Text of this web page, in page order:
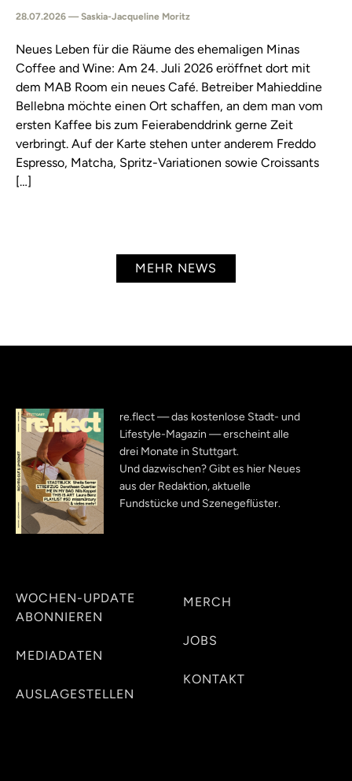
28.07.2026 — Saskia-Jacqueline Moritz
Neues Leben für die Räume des ehemaligen Minas
Coffee and Wine: Am 24. Juli 2026 eröffnet dort mit
dem MAB Room ein neues Café. Betreiber Mahieddine
Bellebna möchte einen Ort schaffen, an dem man vom
ersten Kaffee bis zum Feierabenddrink gerne Zeit
verbringt. Auf der Karte stehen unter anderem Freddo
Espresso, Matcha, Spritz-Variationen sowie Croissants
[…]
MEHR NEWS
re.flect — das kostenlose Stadt- und
Lifestyle-Magazin — erscheint alle
drei Monate in Stuttgart.
Und dazwischen? Gibt es hier Neues
aus der Redaktion, aktuelle
Fundstücke und Szenegeflüster.
WOCHEN-UPDATE
ABONNIEREN
MEDIADATEN
AUSLAGESTELLEN
MERCH
JOBS
KONTAKT